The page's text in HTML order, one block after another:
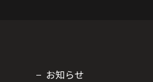
お知らせ